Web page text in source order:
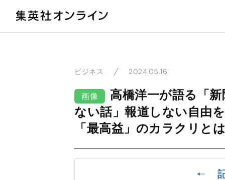
ビジネス 2024.05.16
画像
高橋洋一が語る「
ない話」報道しない自由
「最高益」のカラクリとは